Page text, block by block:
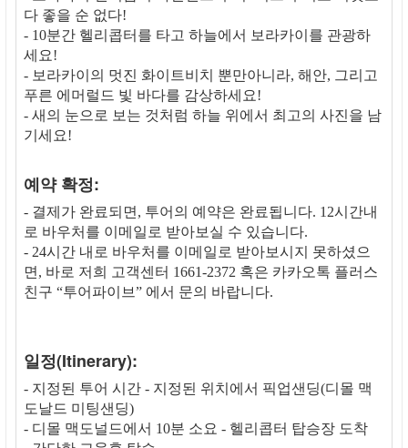
다 좋을 순 없다!
- 10분간 헬리콥터를 타고 하늘에서 보라카이를 관광하
세요!
- 보라카이의 멋진 화이트비치 뿐만아니라, 해안, 그리고
푸른 에머럴드 빛 바다를 감상하세요!
- 새의 눈으로 보는 것처럼 하늘 위에서 최고의 사진을 남
기세요!
예약 확정:
- 결제가 완료되면, 투어의 예약은 완료됩니다. 12시간내
로 바우처를 이메일로 받아보실 수 있습니다.
- 24시간 내로 바우처를 이메일로 받아보시지 못하셨으
면, 바로 저희 고객센터 1661-2372 혹은 카카오톡 플러스
친구 “투어파이브” 에서 문의 바랍니다.
일정(Itinerary):
- 지정된 투어 시간 - 지정된 위치에서 픽업샌딩(디몰 맥
도날드 미팅샌딩)
- 디몰 맥도널드에서 10분 소요 - 헬리콥터 탑승장 도착